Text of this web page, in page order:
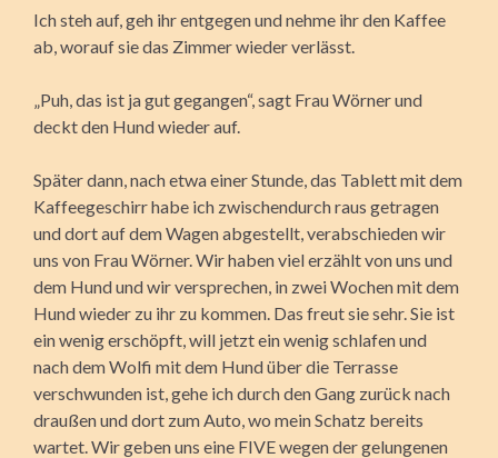
Ich steh auf, geh ihr entgegen und nehme ihr den Kaffee
ab, worauf sie das Zimmer wieder verlässt.
„Puh, das ist ja gut gegangen“, sagt Frau Wörner und
deckt den Hund wieder auf.
Später dann, nach etwa einer Stunde, das Tablett mit dem
Kaffeegeschirr habe ich zwischendurch raus getragen
und dort auf dem Wagen abgestellt, verabschieden wir
uns von Frau Wörner. Wir haben viel erzählt von uns und
dem Hund und wir versprechen, in zwei Wochen mit dem
Hund wieder zu ihr zu kommen. Das freut sie sehr. Sie ist
ein wenig erschöpft, will jetzt ein wenig schlafen und
nach dem Wolfi mit dem Hund über die Terrasse
verschwunden ist, gehe ich durch den Gang zurück nach
draußen und dort zum Auto, wo mein Schatz bereits
wartet. Wir geben uns eine FIVE wegen der gelungenen